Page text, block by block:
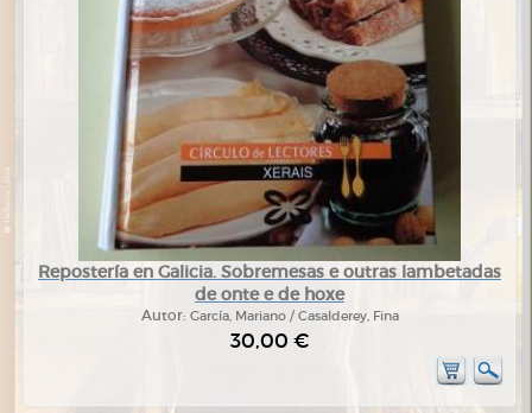
Repostería en Galicia. Sobremesas e outras lambetadas
de onte e de hoxe
Autor: García, Mariano / Casalderey, Fina
30,00 €